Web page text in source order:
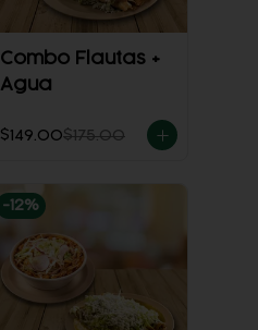
Combo Flautas +
Agua
$149.00$175.00
-12%